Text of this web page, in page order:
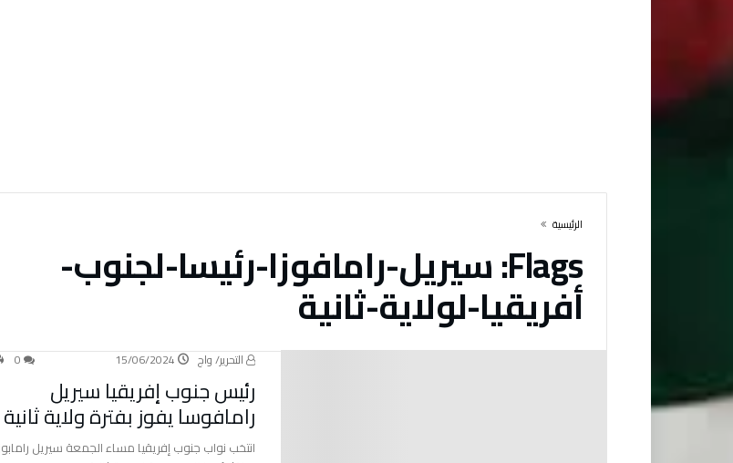
‫الرئيسية‬
Flags: سيريل-رامافوزا-رئيسا-لجنوب-
أفريقيا-لولاية-ثانية
التحرير/ واج 15/06/2024
رئيس جنوب إفريقيا سيريل
رامافوسا يفوز بفترة ولاية ثانية